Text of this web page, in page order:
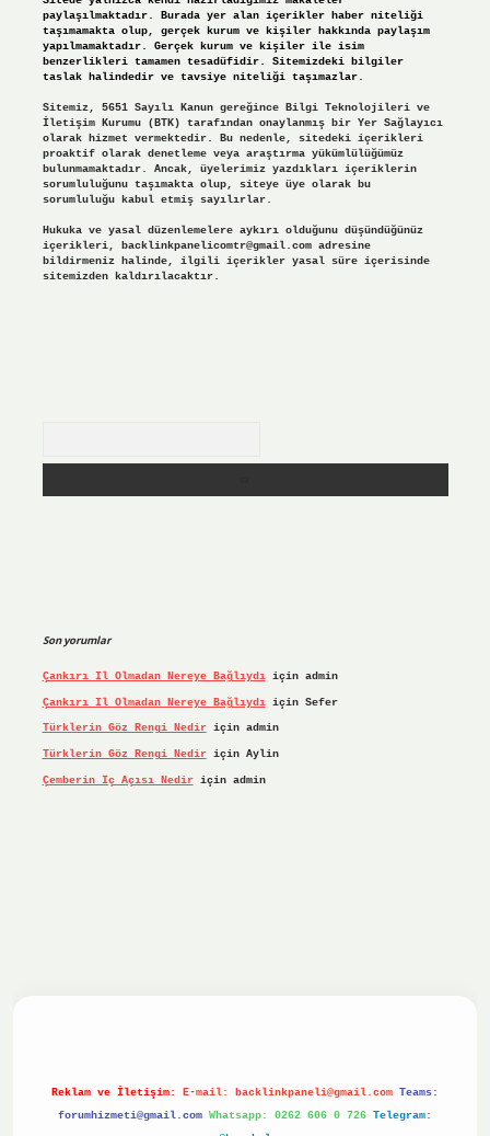
paylaşılmaktadır. Burada yer alan içerikler haber niteliği
taşımamakta olup, gerçek kurum ve kişiler hakkında paylaşım
yapılmamaktadır. Gerçek kurum ve kişiler ile isim
benzerlikleri tamamen tesadüfidir. Sitemizdeki bilgiler
taslak halindedir ve tavsiye niteliği taşımazlar.
Sitemiz, 5651 Sayılı Kanun gereğince Bilgi Teknolojileri ve
İletişim Kurumu (BTK) tarafından onaylanmış bir Yer Sağlayıcı
olarak hizmet vermektedir. Bu nedenle, sitedeki içerikleri
proaktif olarak denetleme veya araştırma yükümlülüğümüz
bulunmamaktadır. Ancak, üyelerimiz yazdıkları içeriklerin
sorumluluğunu taşımakta olup, siteye üye olarak bu
sorumluluğu kabul etmiş sayılırlar.
Hukuka ve yasal düzenlemelere aykırı olduğunu düşündüğünüz
içerikleri, backlinkpanelicomtr@gmail.comadresine
bildirmeniz halinde, ilgili içerikler yasal süre içerisinde
sitemizden kaldırılacaktır.
Son yorumlar
Çankırı Il Olmadan Nereye Bağlıydıiçin admin
Çankırı Il Olmadan Nereye Bağlıydıiçin Sefer
Türklerin Göz Rengi Nediriçin admin
Türklerin Göz Rengi Nediriçin Aylin
Çemberin Iç Açısı Nediriçin admin
Reklam ve İletişim: E-mail: backlinkpaneli@gmail.com Teams:
forumhizmeti@gmail.com Whatsapp: 0262 606 0 726 Telegram: